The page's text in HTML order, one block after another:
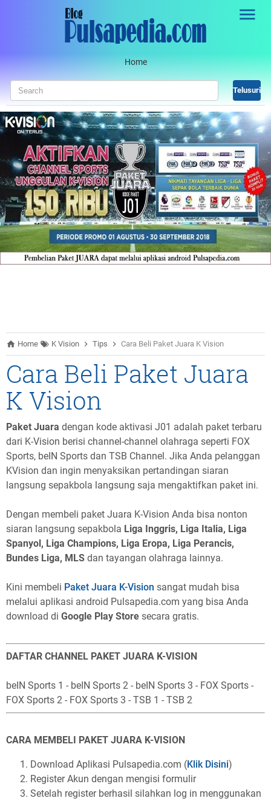
Home
Home K Vision Tips Cara Beli Paket Juara K Vision
Cara Beli Paket Juara
K Vision
Paket Juara dengan kode aktivasi J01 adalah paket terbaru
dari K-Vision berisi channel-channel olahraga seperti FOX
Sports, beIN Sports dan TSB Channel. Jika Anda pelanggan
KVision dan ingin menyaksikan pertandingan siaran
langsung sepakbola langsung saja mengaktifkan paket ini.
Dengan membeli paket Juara K-Vision Anda bisa nonton
siaran langsung sepakbola Liga Inggris, Liga Italia, Liga
Spanyol, Liga Champions, Liga Eropa, Liga Perancis,
Bundes Liga, MLS dan tayangan olahraga lainnya.
Kini membeli Paket Juara K-Vision sangat mudah bisa
melalui aplikasi android Pulsapedia.com yang bisa Anda
download di Google Play Store secara gratis.
DAFTAR CHANNEL PAKET JUARA K-VISION
beIN Sports 1 - beIN Sports 2 - beIN Sports 3 - FOX Sports -
FOX Sports 2 - FOX Sports 3 - TSB 1 - TSB 2
CARA MEMBELI PAKET JUARA K-VISION
Download Aplikasi Pulsapedia.com (Klik Disini)
Register Akun dengan mengisi formulir
Setelah register berhasil silahkan log in menggunakan